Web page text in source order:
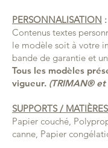
PERSONNALISATION :
Contenus textes
le modèle soit à votre
bande de garantie et
Tous les modèles
vigueur. (TRIMAN®
SUPPORTS / MATIÈRES
Papier couché,
canne, Papier